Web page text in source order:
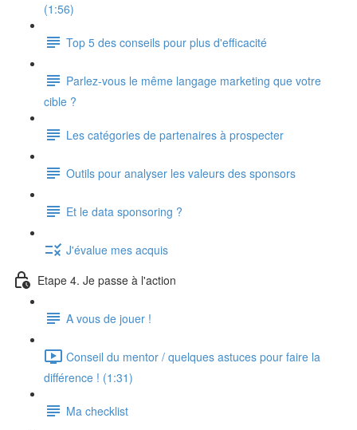
(1:56)
Top 5 des conseils pour plus d'efficacité
Parlez-vous le même langage marketing que votre
cible ?
Les catégories de partenaires à prospecter
Outils pour analyser les valeurs des sponsors
Et le data sponsoring ?
J'évalue mes acquis
Etape 4. Je passe à l'action
A vous de jouer !
Conseil du mentor / quelques astuces pour faire la
différence ! (1:31)
Ma checklist